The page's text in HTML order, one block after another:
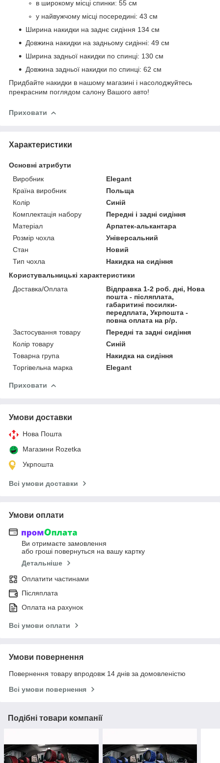
в широкому місці спинки: 55 см
у найвужчому місці посередині: 43 см
Ширина накидки на заднє сидіння 134 см
Довжина накидки на задньому сидінні: 49 см
Ширина задньої накидки по спинці: 130 см
Довжина задньої накидки по спинці: 62 см
Придбайте накидки в нашому магазині і насолоджуйтесь
прекрасним поглядом салону Вашого авто!
Приховати
Характеристики
Основні атрибути
Виробник
Elegant
Країна виробник
Польща
Колір
Синій
Комплектація набору
Передні і задні сидіння
Матеріал
Арпатек-алькантара
Розмір чохла
Універсальний
Стан
Новий
Тип чохла
Накидка на сидіння
Користувальницькі характеристики
Доставка/Оплата
Відправка 1-2 роб. дні, Нова
пошта - післяплата,
габаритині посилки-
передплата, Укрпошта -
повна оплата на р/р.
Застосування товару
Передні та задні сидіння
Колір товару
Синій
Товарна група
Накидка на сидіння
Торгівельна марка
Elegant
Приховати
Умови доставки
Нова Пошта
Магазини Rozetka
Укрпошта
Всі умови доставки
Умови оплати
Ви отримаєте замовлення
або гроші повернуться на вашу картку
Детальніше
Оплатити частинами
Післяплата
Оплата на рахунок
Всі умови оплати
Умови повернення
Повернення товару впродовж 14 днів за домовленістю
Всі умови повернення
Подібні товари компанії